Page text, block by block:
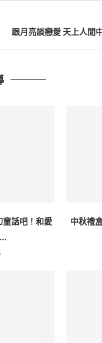
跟月亮談戀愛 天上人間
話吧！和愛
中秋禮